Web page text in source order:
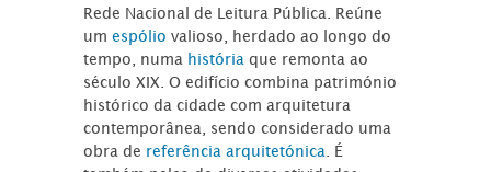
Rede Nacional de Leitura Pública. Reúne
umespóliovalioso, herdado ao longo do
tempo, numa história que remonta ao
século XIX. O edifício combina património
histórico da cidade com arquitetura
contemporânea, sendo considerado uma
obra de referência arquitetónica . É